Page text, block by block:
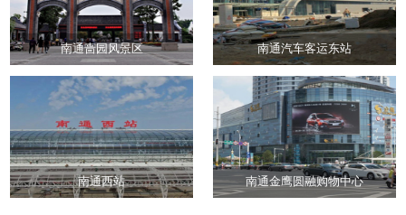
南通啬园风景区 南通汽车客运东站
南通西站 南通金鹰圆融购物中心